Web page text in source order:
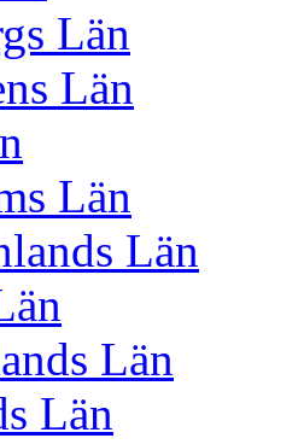
Län
Län
Län
Län
Län
Län